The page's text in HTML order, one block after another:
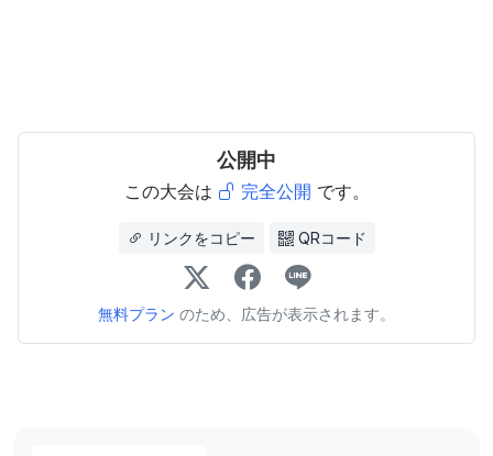
公開中
この大会は 完全公開 です。
リンクをコピー QRコード
無料プラン のため、広告が表示されます。